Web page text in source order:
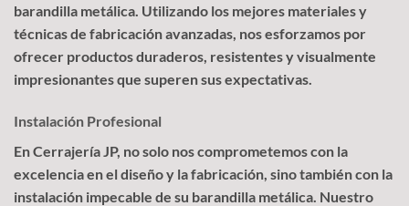
barandilla metálica. Utilizando los mejores materiales y
técnicas de fabricación avanzadas, nos esforzamos por
ofrecer productos duraderos, resistentes y visualmente
impresionantes que superen sus expectativas.
Instalación Profesional
En Cerrajería JP, no solo nos comprometemos con la
excelencia en el diseño y la fabricación, sino también con la
instalación impecable de su barandilla metálica. Nuestro